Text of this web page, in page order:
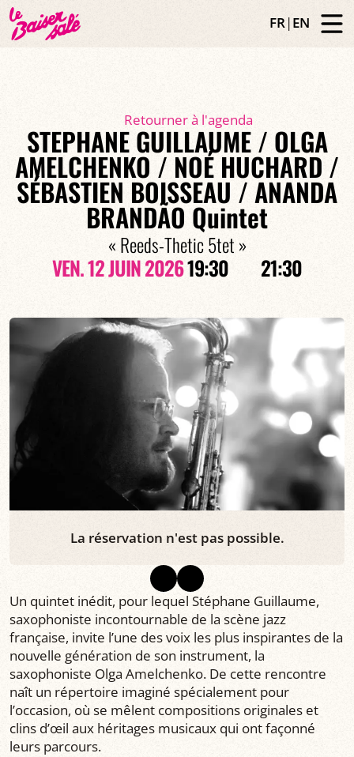
FR|EN
Retourner à l'agenda
STEPHANE GUILLAUME / OLGA
AMELCHENKO / NOÉ HUCHARD /
SÉBASTIEN BOISSEAU / ANANDA
BRANDÃO Quintet
« Reeds-Thetic 5tet »
VEN. 12 JUIN 202619:30 21:30
La réservation n'est pas possible.
Un quintet inédit, pour lequel Stéphane Guillaume,
saxophoniste incontournable de la scène jazz
française, invite l’une des voix les plus inspirantes de la
nouvelle génération de son instrument, la
saxophoniste Olga Amelchenko. De cette rencontre
naît un répertoire imaginé spécialement pour
l’occasion, où se mêlent compositions originales et
clins d’œil aux héritages musicaux qui ont façonné
leurs parcours.